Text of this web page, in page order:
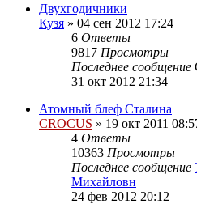
Двухгодичники
Кузя » 04 сен 2012 17:24
6 Ответы
9817 Просмотры
Последнее сообщение
31 окт 2012 21:34
Атомный блеф Сталина
CROCUS » 19 окт 2011
4 Ответы
10363 Просмотры
Последнее сообщение
Михайловн
24 фев 2012 20:12